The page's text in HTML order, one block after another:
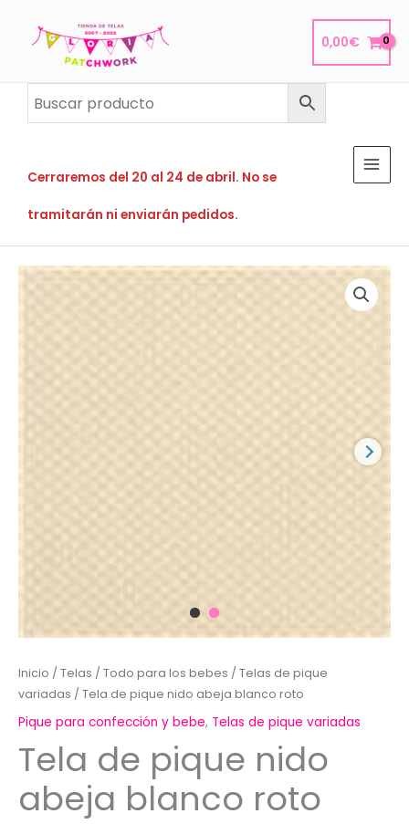
0,00€
Cerraremos del 20 al 24 de abril. No se
tramitarán ni enviarán pedidos.
Inicio / Telas / Todo para los bebes / Telas de pique
variadas / Tela de pique nido abeja blanco roto
Pique para confección y bebe, Telas de pique variadas
Tela de pique nido
abeja blanco roto